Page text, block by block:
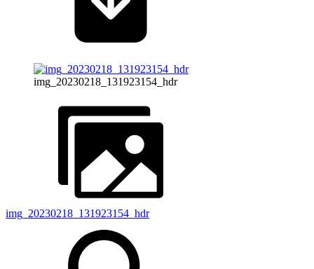
img_20230218_131923154_hdr
img_20230218_131923154_hdr